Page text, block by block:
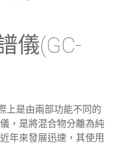
儀(GC-
上是由兩部功能不同的
，是將混合物分離為純
年來發展迅速，其使用